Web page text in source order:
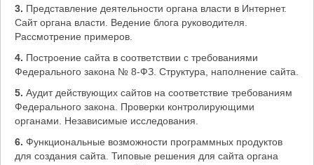
3. Представление деятельности органа власти в Интернет.
Сайт органа власти. Ведение блога руководителя.
Рассмотрение примеров.
4. Построение сайта в соответствии с требованиями
Федерального закона № 8-ФЗ. Структура, наполнение сайта.
5. Аудит действующих сайтов на соответствие требованиям
Федерального закона. Проверки контролирующими
органами. Независимые исследования.
6. Функциональные возможности программных продуктов
для создания сайта. Типовые решения для сайта органа